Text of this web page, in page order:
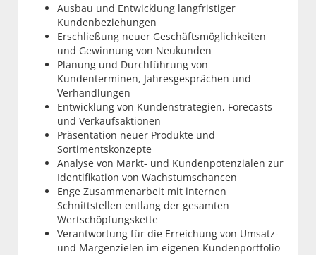
Ausbau und Entwicklung langfristiger
Kundenbeziehungen
Erschließung neuer Geschäftsmöglichkeiten
und Gewinnung von Neukunden
Planung und Durchführung von
Kundenterminen, Jahresgesprächen und
Verhandlungen
Entwicklung von Kundenstrategien, Forecasts
und Verkaufsaktionen
Präsentation neuer Produkte und
Sortimentskonzepte
Analyse von Markt- und Kundenpotenzialen zur
Identifikation von Wachstumschancen
Enge Zusammenarbeit mit internen
Schnittstellen entlang der gesamten
Wertschöpfungskette
Verantwortung für die Erreichung von Umsatz-
und Margenzielen im eigenen Kundenportfolio